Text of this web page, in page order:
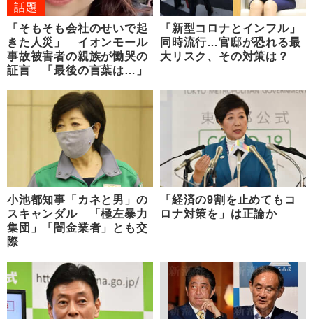
話題
「そもそも会社のせいで起
きた人災」 イオンモール
事故被害者の親族が慟哭の
証言 「最後の言葉は…」
「新型コロナとインフル」
同時流行…官邸が恐れる最
大リスク、その対策は？
小池都知事「カネと男」の
スキャンダル 「極左暴力
集団」「闇金業者」とも交
際
「経済の9割を止めてもコ
ロナ対策を」は正論か